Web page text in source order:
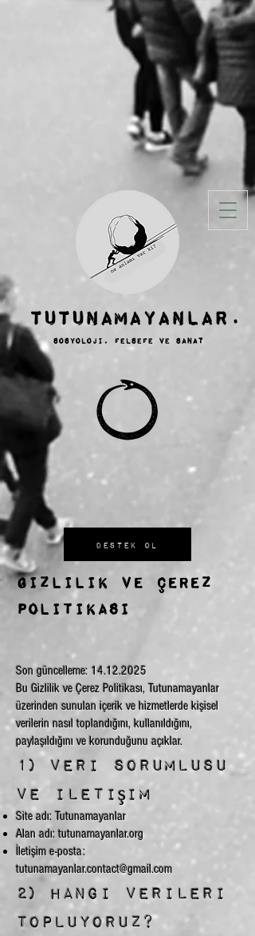
TUTUNAMAYANLAR.
sosyoloji, felsefe ve SANAT
Destek Ol
Gizlilik ve Çerez
politikası
Son güncelleme: 14.12.2025
Bu Gizlilik ve Çerez Politikası, Tutunamayanlar
üzerinden sunulan içerik ve hizmetlerde kişisel
verilerin nasıl toplandığını, kullanıldığını,
paylaşıldığını ve korunduğunu açıklar.
1) Veri sorumlusu
ve iletişim
Site adı: Tutunamayanlar
Alan adı: tutunamayanlar.org
İletişim e-posta:
tutunamayanlar.contact@gmail.com
2) Hangi verileri
topluyoruz?